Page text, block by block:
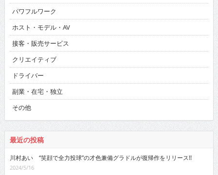
パワフルワーク
ホスト・モデル・AV
接客・販売サービス
クリエイティブ
ドライバー
副業・在宅・独立
その他
最近の投稿
川村あい “笑顔で全力投球”の才色兼備グラドルが復帰作をリリース!!
2024/5/16